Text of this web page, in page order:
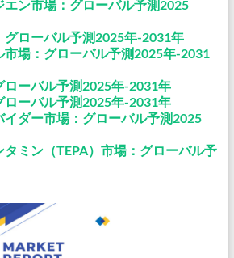
ン市場：グローバル予測2025
グローバル予測2025年-2031年
市場：グローバル予測2025年-2031
ローバル予測2025年-2031年
ローバル予測2025年-2031年
ダー市場：グローバル予測2025
ミン（TEPA）市場：グローバル予